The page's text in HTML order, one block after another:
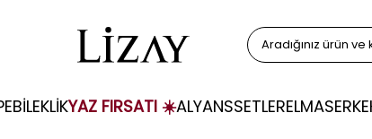
BİLEKLİKYAZ FIRSATI ☀️ALYANSSETLERELMAS